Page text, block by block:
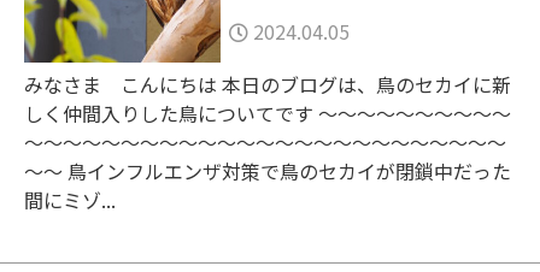
2024.04.05
みなさま こんにちは 本日のブログは、鳥のセカイに新
しく仲間入りした鳥についてです ～～～～～～～～～～
～～～～～～～～～～～～～～～～～～～～～～～～～
～～ 鳥インフルエンザ対策で鳥のセカイが閉鎖中だった
間にミゾ...